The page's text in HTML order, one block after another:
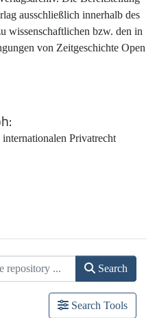
ausschließlich innerhalb des
wissenschaftlichen bzw. den in
von Zeitgeschichte Open
Privatrecht
Search
Search Tools